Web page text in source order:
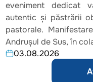
eveniment dedicat
autentic și păstrării
pastorale.
Andrușul de Sus, în
03.08.2026